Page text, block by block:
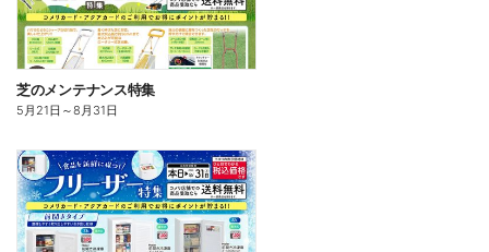
芝のメンテナンス特集
5月21日 ～8月31日